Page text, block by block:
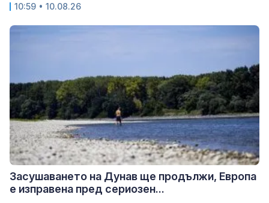
10:59 • 10.08.26
Засушаването на Дунав ще продължи, Европа
е изправена пред сериозен...